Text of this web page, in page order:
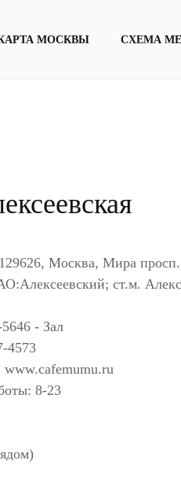
МОСКВЫ СХЕМА
Москва, Мира
ст.м.
- Зал
4573
www.cafemumu.ru
8-23